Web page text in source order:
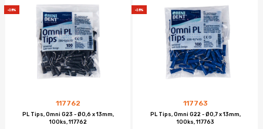
-25%
117762
PL Tips, Omni G23 - Ø0,6 x 13mm,
100ks, 117762
-25%
117763
PL Tips, Omni G22 - Ø0,7 x 13mm,
100ks, 117763